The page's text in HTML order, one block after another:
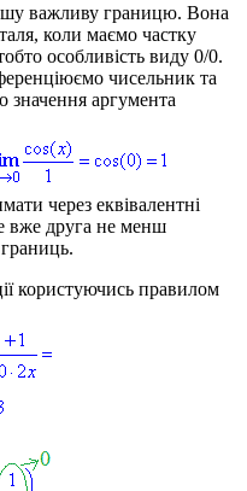
важливу границю. Вона
коли маємо частку
особливість виду 0/0.
чисельник та
значення аргумента
через еквівалентні
вже друга не менш
користуючись правилом